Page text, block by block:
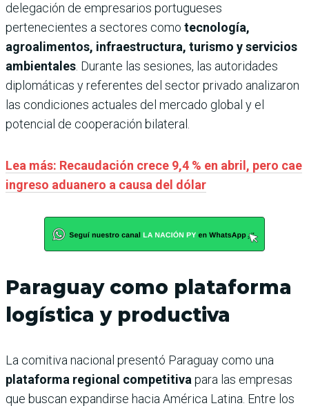
delegación de empresarios portugueses
pertenecientes a sectores como tecnología,
agroalimentos, infraestructura, turismo y servicios
ambientales . Durante las sesiones, las autoridades
diplomáticas y referentes del sector privado analizaron
las condiciones actuales del mercado global y el
potencial de cooperación bilateral.
Lea más: Recaudación crece 9,4 % en abril, pero cae
ingreso aduanero a causa del dólar
Paraguay como plataforma
logística y productiva
La comitiva nacional presentó Paraguay como una
plataforma regional competitiva para las empresas
que buscan expandirse hacia América Latina. Entre los